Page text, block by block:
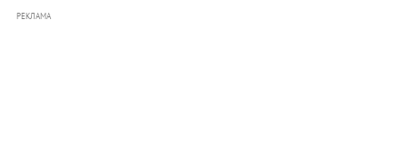
РЕКЛАМА